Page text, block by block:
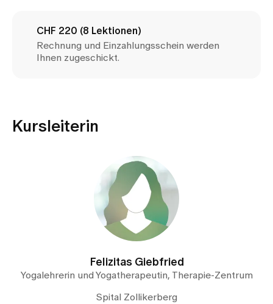
CHF 220 (8 Lektionen)
Rechnung und Einzahlungsschein werden
Ihnen zugeschickt.
Kursleiterin
Felizitas Giebfried
Yogalehrerin und Yogatherapeutin, Therapie-Zentrum
Spital Zollikerberg